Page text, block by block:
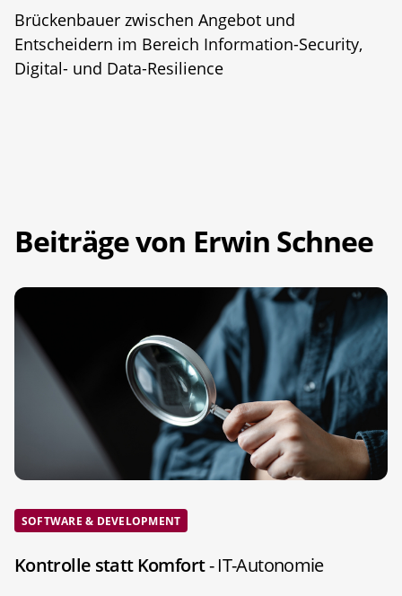
Brückenbauer zwischen Angebot und
Entscheidern im Bereich Information-Security,
Digital- und Data-Resilience
Beiträge von Erwin Schnee
SOFTWARE & DEVELOPMENT
Kontrolle statt Komfort- IT-Autonomie